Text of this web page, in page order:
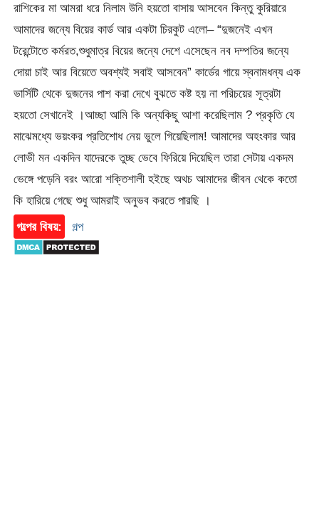
রাশিকের মা আমরা ধরে নিলাম উনি হয়তো বাসায় আসবেন কিন্তু কুরিয়ারে
আমাদের জন্যে বিয়ের কার্ড আর একটা চিরকুট এলো– “দুজনেই এখন
টরেন্টোতে কর্মরত,শুধুমাত্র বিয়ের জন্যে দেশে এসেছেন নব দম্পতির জন্যে
দোয়া চাই আর বিয়েতে অবশ্যই সবাই আসবেন” কার্ডের গায়ে স্বনামধন্য এক
ভার্সিটি থেকে দুজনের পাশ করা দেখে বুঝতে কষ্ট হয় না পরিচয়ের সূত্রটা
হয়তো সেখানেই ।আচ্ছা আমি কি অন্যকিছু আশা করেছিলাম ? প্রকৃতি যে
মাঝেমধ্যে ভয়ংকর প্রতিশোধ নেয় ভুলে গিয়েছিলাম! আমাদের অহংকার আর
লোভী মন একদিন যাদেরকে তুচ্ছ ভেবে ফিরিয়ে দিয়েছিল তারা সেটায় একদম
ভেঙ্গে পড়েনি বরং আরো শক্তিশালী হইছে অথচ আমাদের জীবন থেকে কতো
কি হারিয়ে গেছে শুধু আমরাই অনুভব করতে পারছি ।
গল্পের বিষয়:
গল্প